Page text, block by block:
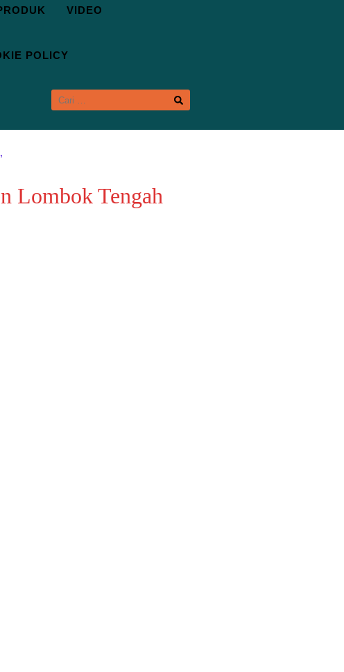
VIDEO
POLICY
CARI
UNTUK:
Lombok Tengah